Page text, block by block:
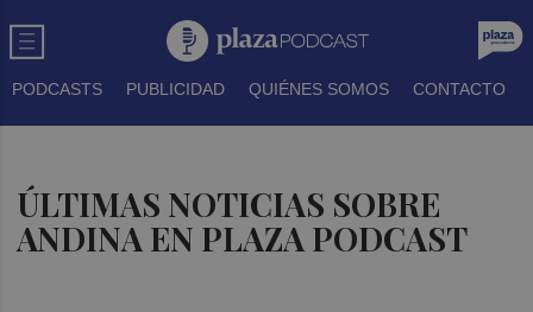
PODCASTS PUBLICIDAD QUIÉNES SOMOS CONTACTO
ÚLTIMAS NOTICIAS SOBRE
ANDINA EN PLAZA PODCAST